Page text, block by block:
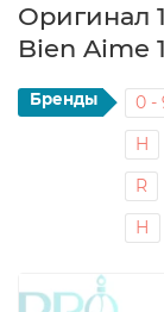
Оригинал
Bien Aime
Бренды 0 -
H
R
Н